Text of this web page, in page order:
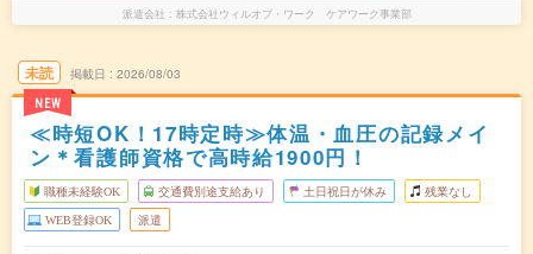
派遣会社 株式会社ウィルオブ・ワーク ケアワーク事業部
未読
NEW
掲載日 2026/08/03
≪時短OK！17時定時≫体温・血圧の記録メイ
ン＊看護師資格で高時給1900円！
職種未経験OK 交通費別途支給あり 土日祝日が休み 残業なし
WEB登録OK 派遣